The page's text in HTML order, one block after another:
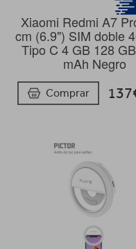
Xiaomi Redmi A7
cm (6.9") SIM doble
Tipo C 4 GB 128
mAh Negro
Comprar